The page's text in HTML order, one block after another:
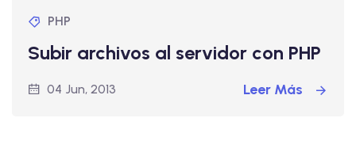
PHP
Subir archivos al servidor con PHP
04 Jun, 2013 Leer Más